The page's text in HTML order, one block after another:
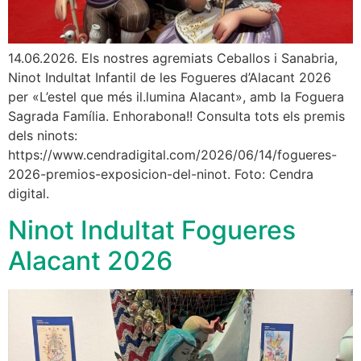
14.06.2026. Els nostres agremiats Ceballos i Sanabria,
Ninot Indultat Infantil de les Fogueres d’Alacant 2026
per «L’estel que més il.lumina Alacant», amb la Foguera
Sagrada Família. Enhorabona!! Consulta tots els premis
dels ninots:
https://www.cendradigital.com/2026/06/14/fogueres-
2026-premios-exposicion-del-ninot. Foto: Cendra
digital.
Ninot Indultat Fogueres
Alacant 2026